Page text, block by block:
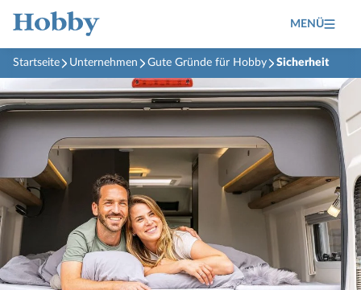
MENÜ
Startseite Unternehmen Gute Gründe für Hobby Sicherheit